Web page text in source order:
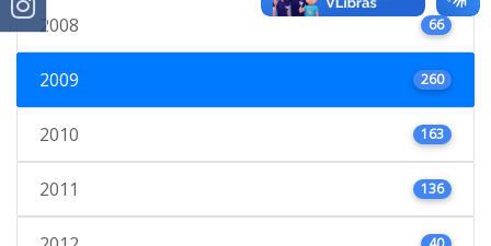
2008 66
2009 260
2010 163
2011 136